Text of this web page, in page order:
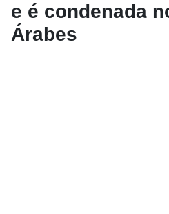
e é condenada
Árabes